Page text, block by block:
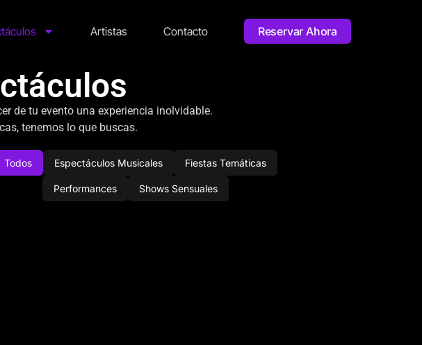
Artistas Contacto Reservar Ahora
de tu evento una experiencia inolvidable.
tenemos lo que buscas.
Todos Espectáculos Musicales Fiestas Temáticas
Performances Shows Sensuales